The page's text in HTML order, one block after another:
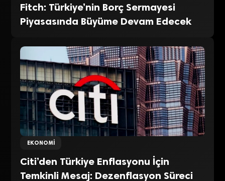
Fitch: Türkiye’nin Borç Sermayesi
Piyasasında Büyüme Devam Edecek
EKONOMI
Citi’den Türkiye Enflasyonu İçin
Temkinli Mesaj: Dezenflasyon Süreci